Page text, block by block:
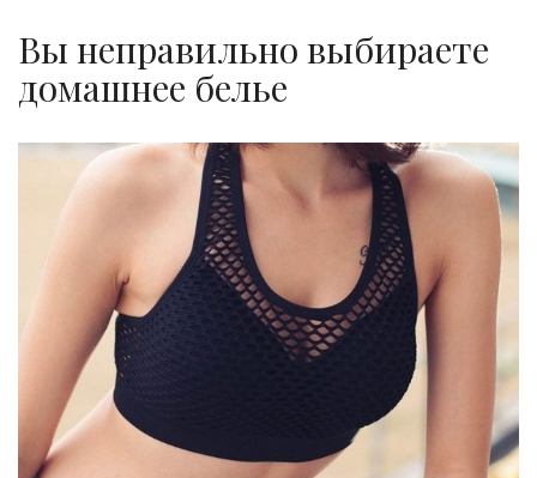
Вы неправильно выбираете
домашнее белье